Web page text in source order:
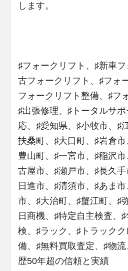
します。
♯フォークリフト、♯新車
古フォークリフト、♯フォ
フォークリフト整備、♯フ
♯出張修理、♯トータルサ
応、♯愛知県、♯小牧市、♯
扶桑町、♯大口町、♯岩倉
豊山町、♯一宮市、♯稲沢
古屋市、♯瀬戸市、♯長久
日進市、♯清須市、♯あま
市、♯大治町、♯蟹江町、♯
日商機、♯特定自主検査、
検、♯ラック、♯トラック
備、♯無料買取査定、♯物
歴50年超の信頼と実績